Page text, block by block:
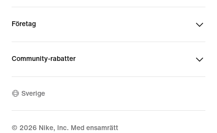
Företag
Community-rabatter
Sverige
© 2026 Nike, Inc. Med ensamrätt